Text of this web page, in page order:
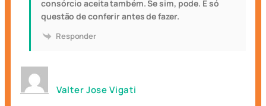
consórcio aceita também. Se sim, pode. É só
questão de conferir antes de fazer.
Responder
Valter Jose Vigati